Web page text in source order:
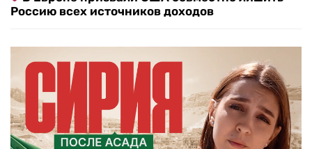
Россию всех источников доходов